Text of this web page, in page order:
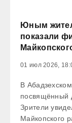
Юным
показали
01 июл 2026,
В
посвящённый
Зрители
Майкопского